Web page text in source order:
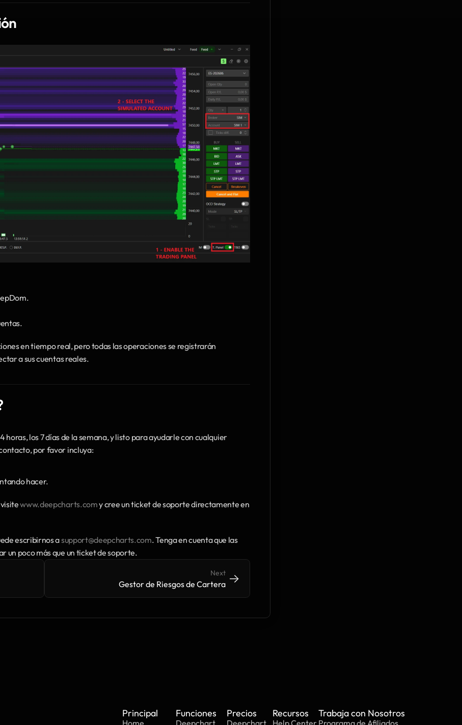
en tiempo real, pero todas las operaciones se registrarán
a sus cuentas reales.
los 7 días de la semana, y listo para ayudarle con cualquier
por favor incluya:
hacer.
www.deepcharts.com y cree un ticket de soporte directamente en
escribirnos a support@deepcharts.com. Tenga en cuenta que las
un poco más que un ticket de soporte.
Next
Gestor de Riesgos de Cartera
-> ->
Principal Funciones Precios Recursos Trabaja con Nosotros